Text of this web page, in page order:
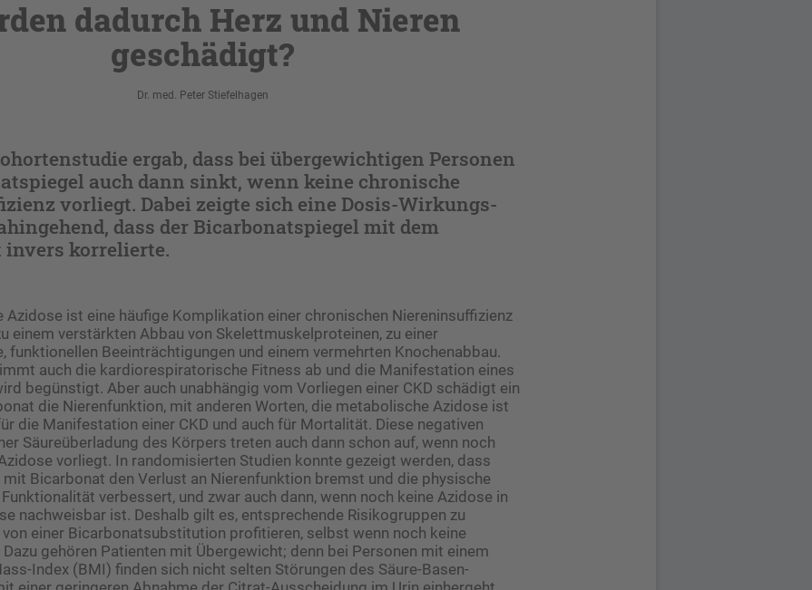
dadurch Herz und Nieren
geschädigt?
Dr. med. Peter Stiefelhagen
ergab, dass bei übergewichtigen Personen
auch dann sinkt, wenn keine chronische
vorliegt. Dabei zeigte sich eine Dosis-Wirkungs-
dass der Bicarbonatspiegel mit dem
invers korrelierte.
Azidose ist eine häufige Komplikation einer chronischen Niereninsuffizienz
einem verstärkten Abbau von Skelettmuskelproteinen, zu einer
funktionellen Beeinträchtigungen und einem vermehrten Knochenabbau.
auch die kardiorespiratorische Fitness ab und die Manifestation eines
begünstigt. Aber auch unabhängig vom Vorliegen einer CKD schädigt ein
die Nierenfunktion, mit anderen Worten, die metabolische Azidose ist
die Manifestation einer CKD und auch für Mortalität. Diese negativen
Säureüberladung des Körpers treten auch dann schon auf, wenn noch
vorliegt. In randomisierten Studien konnte gezeigt ­werden, dass
Bicarbonat den Verlust an Nierenfunktion bremst und die physische
verbessert, und zwar auch dann, wenn noch keine Azidose in
nachweisbar ist. Deshalb gilt es, entsprechende Risikogruppen zu
einer Bicarbonatsubstitution profitieren, selbst wenn noch keine
­gehören Patienten mit Übergewicht; denn bei Personen mit einem
Index (BMI) finden sich nicht selten Störungen des Säure-Basen-